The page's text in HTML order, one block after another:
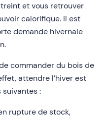
et vous retrouver
calorifique. Il est
demande hivernale
commander du bois de
attendre l’hiver est
suivantes :
rupture de stock,